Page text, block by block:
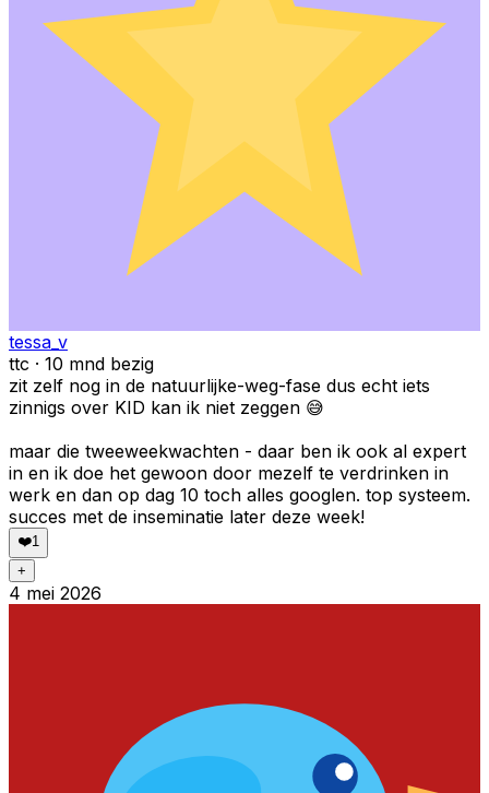
tessa_v
ttc · 10 mnd bezig
zit zelf nog in de natuurlijke-weg-fase dus echt iets
zinnigs over KID kan ik niet zeggen 😅
maar die tweeweekwachten - daar ben ik ook al expert
in en ik doe het gewoon door mezelf te verdrinken in
werk en dan op dag 10 toch alles googlen. top systeem.
succes met de inseminatie later deze week!
❤️1
+
4 mei 2026